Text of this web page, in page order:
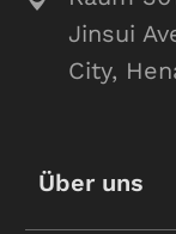
Jinsui
City,
Über uns